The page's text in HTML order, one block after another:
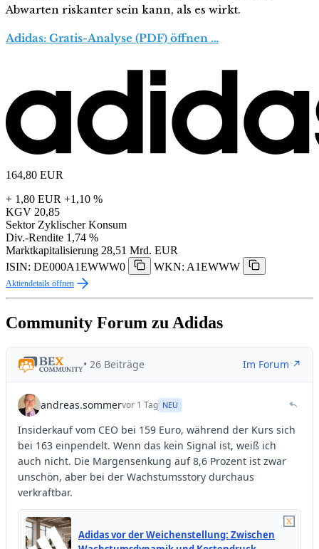
Abwarten riskanter sein kann, als es wirkt.
Adidas: Gratis-Analyse (PDF) öffnen …
164,80 EUR
+ 1,80 EUR +1,10 %
KGV 20,85
Sektor Zyklischer Konsum
Div.-Rendite 1,74 %
Marktkapitalisierung 28,51 Mrd. EUR
ISIN: DE000A1EWWW0
WKN: A1EWWW
Aktiendetails öffnen
Community Forum zu Adidas